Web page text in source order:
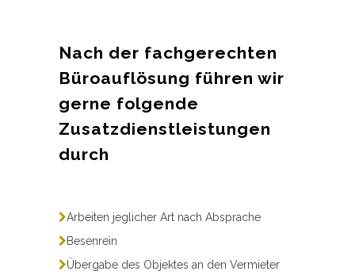
Nach der fachgerechten
Büroauflösung führen wir
gerne folgende
Zusatzdienstleistungen
durch
Arbeiten jeglicher Art nach Absprache
Besenrein
Übergabe des Objektes an den Vermieter